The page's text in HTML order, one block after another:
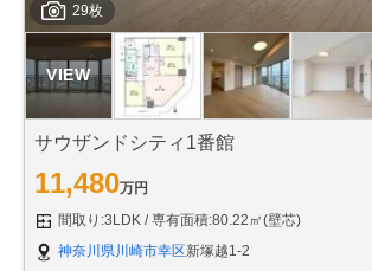
29枚
サウザンドシティ1番館
11,480万円
間取り:3LDK
専有面積:80.22㎡(壁芯)
神奈川県川崎市幸区新塚越1-2